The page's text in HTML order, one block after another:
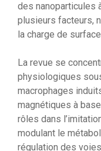
des nanoparticules
plusieurs facteurs,
la charge de
La revue se
physiologiques
macrophages
magnétiques à
rôles dans
modulant le
régulation des